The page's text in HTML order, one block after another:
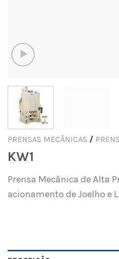
PRENSAS MECÂNICAS /
KW1
Prensa Mecânica de Alta
acionamento de Joelho e